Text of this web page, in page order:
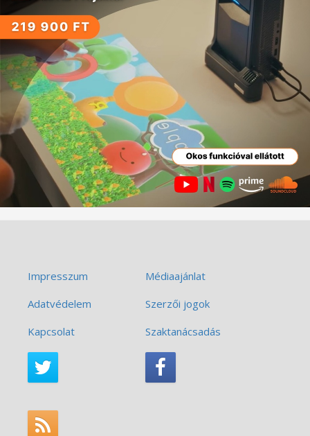
Impresszum
Médiaajánlat
Adatvédelem
Szerzői jogok
Kapcsolat
Szaktanácsadás